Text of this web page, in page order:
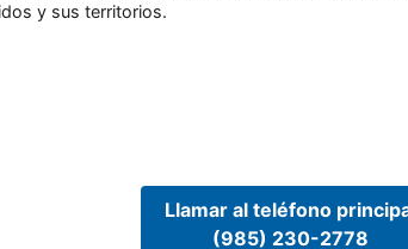
y sus territorios.
Llamar al teléfono
(985) 230-2778